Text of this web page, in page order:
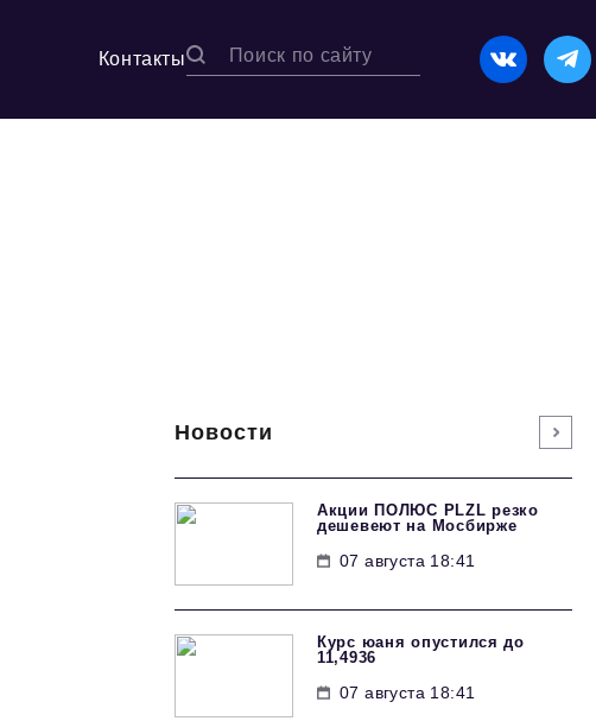
Контакты
Новости
Акции ПОЛЮС PLZL резко
дешевеют на Мосбирже
07 августа 18:41
Курс юаня опустился до
11,4936
07 августа 18:41